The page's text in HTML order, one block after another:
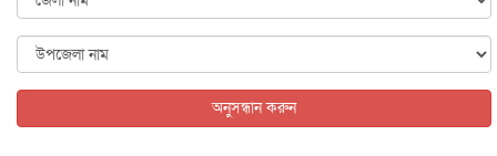
৬ আগস্ট, ২০২৬
অনুসন্ধান করুন